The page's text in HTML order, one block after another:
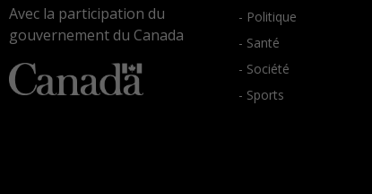
Avec la participation du
gouvernement du Canada
- Politique
- Santé
- Société
- Sports